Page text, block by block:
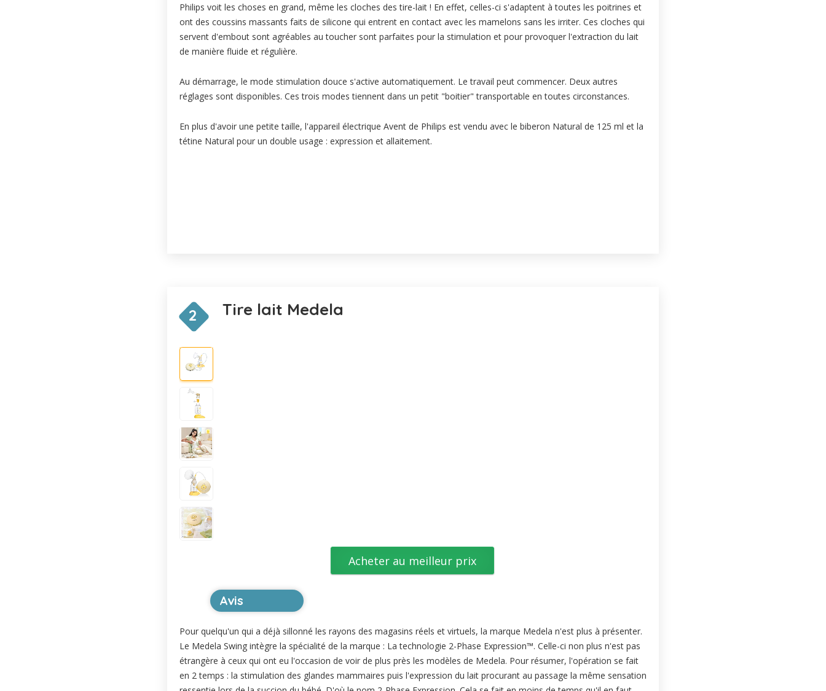
Philips voit les choses en grand, même les cloches des tire-lait ! En effet, celles-ci s'adaptent à toutes les poitrines et
ont des coussins massants faits de silicone qui entrent en contact avec les mamelons sans les irriter. Ces cloches qui
servent d'embout sont agréables au toucher sont parfaites pour la stimulation et pour provoquer l'extraction du lait
de manière fluide et régulière.
Au démarrage, le mode stimulation douce s'active automatiquement. Le travail peut commencer. Deux autres
réglages sont disponibles. Ces trois modes tiennent dans un petit "boitier" transportable en toutes circonstances.
En plus d'avoir une petite taille, l'appareil électrique Avent de Philips est vendu avec le biberon Natural de 125 ml et la
tétine Natural pour un double usage : expression et allaitement.
2 Tire lait Medela
Acheter au meilleur prix
Avis
Pour quelqu'un qui a déjà sillonné les rayons des magasins réels et virtuels, la marque Medela n'est plus à présenter.
Le Medela Swing intègre la spécialité de la marque : La technologie 2-Phase Expression™. Celle-ci non plus n'est pas
étrangère à ceux qui ont eu l'occasion de voir de plus près les modèles de Medela. Pour résumer, l'opération se fait
en 2 temps : la stimulation des glandes mammaires puis l'expression du lait procurant au passage la même sensation